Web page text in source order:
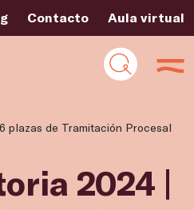
Contacto Aula virtual
plazas de Tramitación Procesal
2024 |